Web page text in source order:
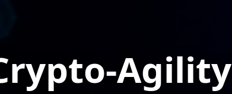
Agility